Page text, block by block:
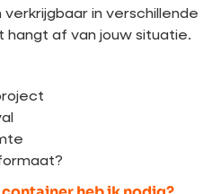
in verschillende
af van jouw situatie.